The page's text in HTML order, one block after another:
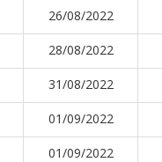
26/08/2022
28/08/2022
31/08/2022
01/09/2022
01/09/2022